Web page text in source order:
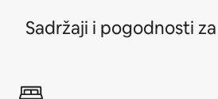
Sadržaji i pogodnosti